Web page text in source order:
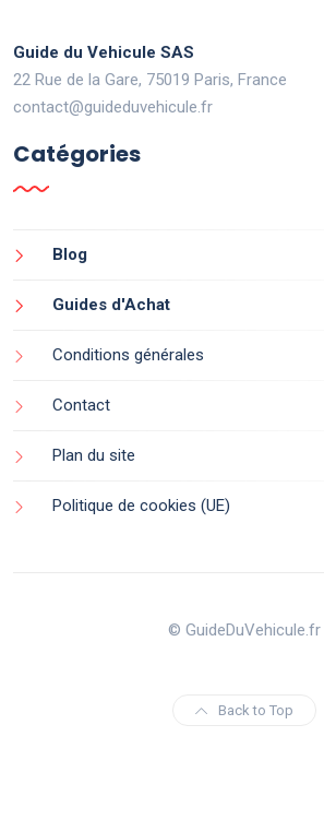
Guide du Vehicule SAS
22 Rue de la Gare, 75019 Paris, France
contact@guideduvehicule.fr
Catégories
Blog
Guides d'Achat
Conditions générales
Contact
Plan du site
Politique de cookies (UE)
© GuideDuVehicule.fr
Back to Top